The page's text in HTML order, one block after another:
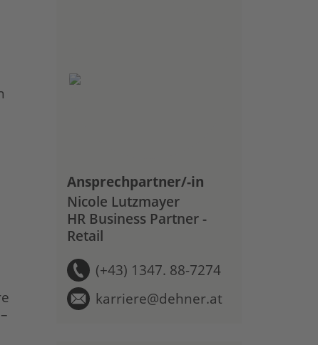
Ansprechpartner/-in
Nicole Lutzmayer
HR Business Partner -
Retail
(+43) 1347. 88-7274
karriere@dehner.at